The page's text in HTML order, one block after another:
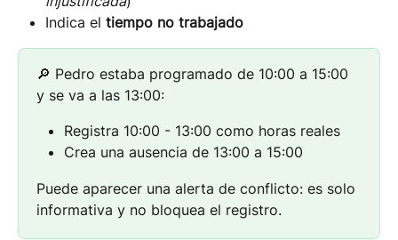
Indica el tiempo no trabajado
🔎 Pedro estaba programado de 10:00 a 15:00
y se va a las 13:00:
Registra 10:00 - 13:00 como horas reales
Crea una ausencia de 13:00 a 15:00
Puede aparecer una alerta de conflicto: es solo
informativa y no bloquea el registro.